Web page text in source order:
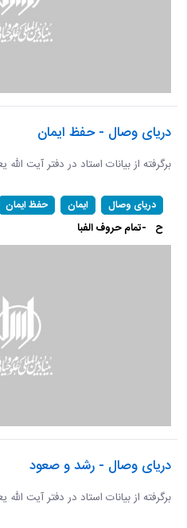
دریای وصال - حفظ ایمان
برگرفته از بیانات استاد در دفتر آیت الله
دریای وصال ایمان حفظ ایمان
ح -تمام حروف الفبا
دریای وصال - رشد و صعود
برگرفته از بیانات استاد در دفتر آیت الله